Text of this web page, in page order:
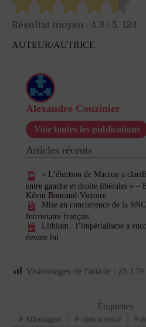
Résultat moyen : 4.3 / 5. 124
AUTEUR/AUTRICE
Alexandre Couzinier
Voir toutes les publications
Articles récents
« L’élection de Macron a
entre gauche et droite libérales » –
Kévin Boucaud-Victoire
Mise en concurrence de la
ferroviaire français
Lithium : l’impérialisme a
devant lui
Visionnages de l'article : 25 179
Étiquettes
# Allemagne # concurrence #